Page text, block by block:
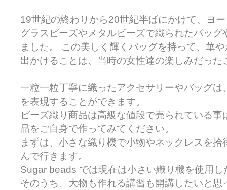
19世紀の終わりから20世紀半ばにかけて、ヨ
グラスビーズやメタルビーズで織られたバッグ
ました。 この美しく輝くバッグを持って、華
出かけることは、当時の女性達の楽しみだった
一粒一粒丁寧に織ったアクセサリーやバッグは
を表現することができます。
ビーズ織り商品は高級な値段で売られている
品をご自身で作ってみてください。
まずは、小さな織り機で小物やネックレスを
んで行きます。
Sugar beads では現在は小さい織り機を使用
そのうち、大物も作れる講習も開講したいと思